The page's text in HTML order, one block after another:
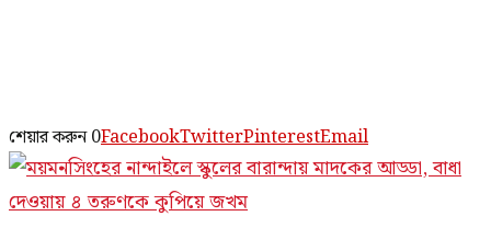
শেয়ার করুন 0FacebookTwitterPinterestEmail